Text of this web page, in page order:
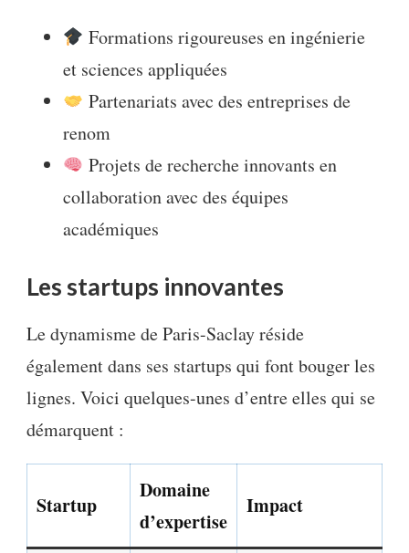
Formations rigoureuses en ingénierie
et sciences appliquées
Partenariats avec des entreprises de
renom
Projets de recherche innovants en
collaboration avec des équipes
académiques
Les startups innovantes
Le dynamisme de Paris-Saclay réside
également dans ses startups qui font bouger les
lignes. Voici quelques-unes d’entre elles qui se
démarquent :
Startup
Domaine
d’expertise
Impact